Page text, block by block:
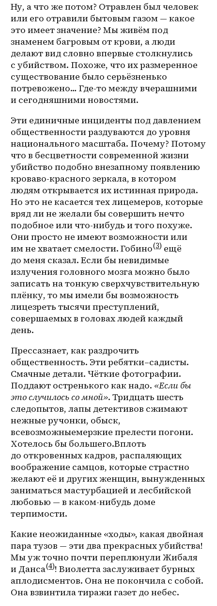
Ну, а что же потом? Отравлен был человек
или его отравили бытовым газом — какое
это имеет значение? Мы живём под
знаменем багровым от крови, а люди
делают вид словно впервые столкнулись
с убийством. Похоже, что их размеренное
существование было серьёзненько
потревожено… Где-то между вчерашними
и сегодняшними новостями.
Эти единичные инциденты под давлением
общественности раздуваются до уровня
национального масштаба. Почему? Потому
что в бесцветности современной жизни
убийство подобно внезапному появлению
кроваво-красного зеркала, в котором
людям открывается их истинная природа.
Но это не касается тех лицемеров, которые
вряд ли не желали бы совершить нечто
подобное или что-нибудь и того похуже.
Они просто не имеют возможности или
им не хватает смелости. Гобино(3) ещё
до меня сказал. Если бы невидимые
излучения головного мозга можно было
записать на тонкую сверхчувствительную
плёнку, то мы имели бы возможность
лицезреть тысячи преступлений,
совершаемых в головах людей каждый
день.
Прессазнает, как раздрочить
общественность. Эти ребятки–садисты.
Смачные детали. Чёткие фотографии.
Поддают остренького как надо. «Если бы
это случилось со мной». Тридцать шесть
следопытов, лапы детективов сжимают
нежные ручонки, обыск,
всевозможныемерзкие прелести погони.
Хотелось бы большего.Вплоть
до откровенных кадров, распаляющих
воображение самцов, которые страстно
желают её и других женщин, вынужденных
заниматься мастурбацией и лесбийской
любовью — в каком-нибудь доме
терпимости.
Какие неожиданные «ходы», какая двойная
пара тузов — эти два прекрасных убийства!
Мы уж точно почти переплюнули Жибаля
и Данса(4)! Виолетта заслуживает бурных
аплодисментов. Она не покончила с собой.
Она взвинтила тиражи газет до небес.